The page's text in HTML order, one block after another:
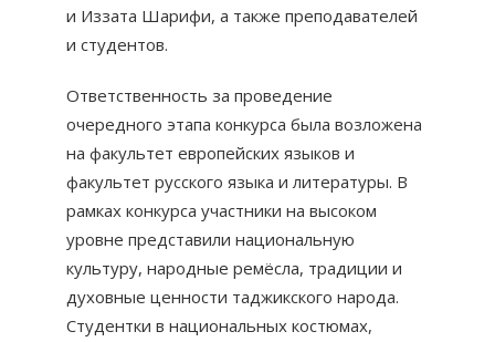
и Иззата Шарифи, а также преподавателей
и студентов.
Ответственность за проведение
очередного этапа конкурса была возложена
на факультет европейских языков и
факультет русского языка и литературы. В
рамках конкурса участники на высоком
уровне представили национальную
культуру, народные ремёсла, традиции и
духовные ценности таджикского народа.
Студентки в национальных костюмах,